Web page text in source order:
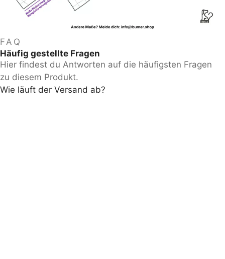
Für Spaziergänge voller Magie und Leichtigkeit.
BUMER SRL
FAQ
Häufig gestellte Fragen
Hier findest du Antworten auf die häufigsten Fragen
zu diesem Produkt.
Wie läuft der Versand ab?